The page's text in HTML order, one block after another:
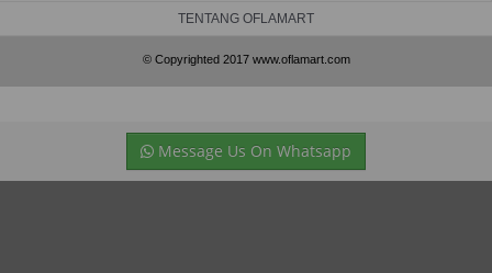
TENTANG OFLAMART
© Copyrighted 2017 www.oflamart.com
Message Us On Whatsapp